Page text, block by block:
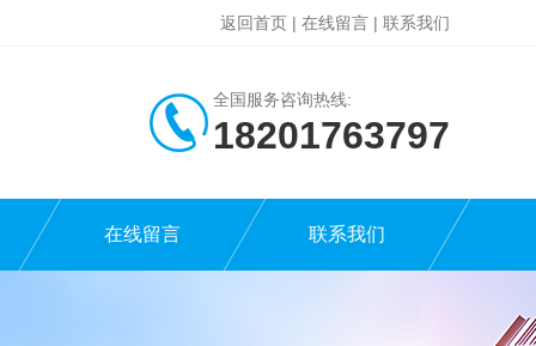
返回首页 | 在线留言 | 联系我们
全国服务咨询热线:
18201763797
在线留言 联系我们